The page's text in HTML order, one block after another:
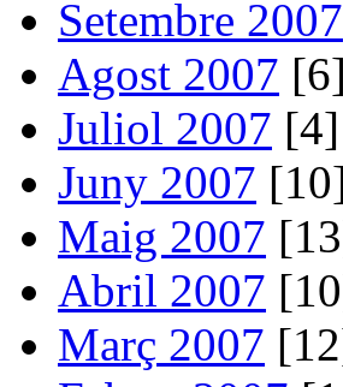
Setembre 2007
Agost 2007 [6]
Juliol 2007 [4]
Juny 2007
Maig 2007
Abril 2007
Març 2007